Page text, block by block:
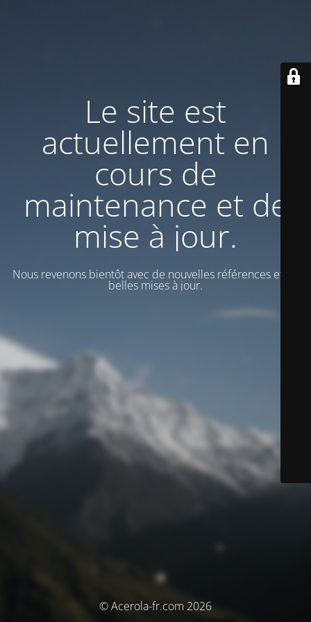
Le site est
actuellement en
cours de
maintenance et de
mise à jour.
Nous revenons bientôt avec de nouvelles références et de
belles mises à jour.
© Acerola-fr.com 2026